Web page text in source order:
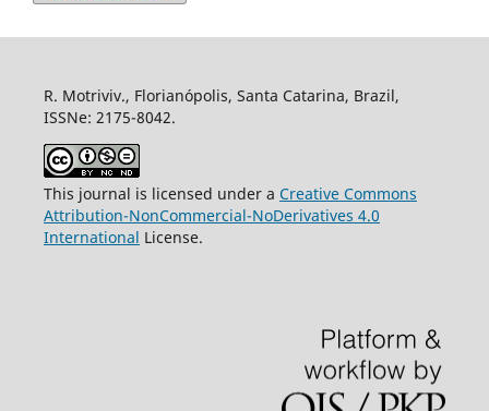
R. Motriviv., Florianópolis, Santa Catarina, Brazil,
ISSNe: 2175-8042.
This journal is licensed under a Creative Commons
Attribution-NonCommercial-NoDerivatives 4.0
International License.